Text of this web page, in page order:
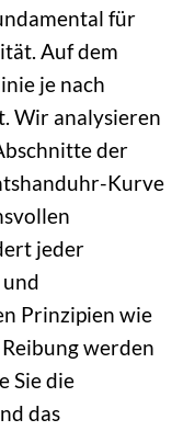
für
Auf dem
je nach
Wir analysieren
der
Kurve
jeder
Prinzipien wie
werden
Sie die
das